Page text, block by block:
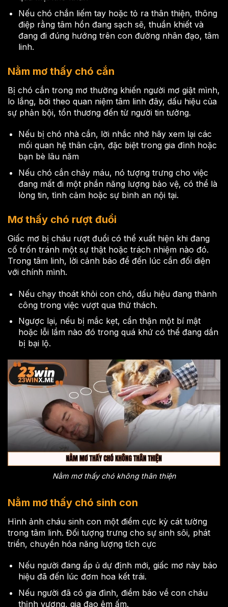
Nếu chó chắn liếm tay hoặc tỏ ra thân thiện, thông
điệp rằng tâm hồn đang sạch sẽ, thuần khiết và
đang đi đúng hướng trên con đường nhân đạo, tâm
linh.
Nằm mơ thấy chó cắn
Bị chó cắn trong mơ thường khiến người mơ giật mình,
lo lắng, bởi theo quan niệm tâm linh đây, dấu hiệu của
sự phản bội, tổn thương đến từ người tin tưởng.
Nếu bị chó nhà cắn, lời nhắc nhở hãy xem lại các
mối quan hệ thân cận, đặc biệt trong gia đình hoặc
bạn bè lâu năm
Nếu chó cắn chảy máu, nó tượng trưng cho việc
đang mất đi một phần năng lượng bảo vệ, có thể là
lòng tin, tình cảm hoặc sự bình an nội tại.
Mơ thấy chó rượt đuổi
Giấc mơ bị cháu rượt đuổi có thể xuất hiện khi đang
cố trốn tránh một sự thật hoặc trách nhiệm nào đó.
Trong tâm linh, lời cảnh báo để đến lúc cần đối diện
với chính mình.
Nếu chạy thoát khỏi con chó, dấu hiệu đang thành
công trong việc vượt qua thử thách.
Ngược lại, nếu bị mắc kẹt, cẩn thận một bí mật
hoặc lỗi lầm nào đó trong quá khứ có thể đang dần
bị bại lộ.
Nằm mơ thấy chó không thân thiện
Nằm mơ thấy chó sinh con
Hình ảnh cháu sinh con một điểm cực kỳ cát tường
trong tâm linh. Đối tượng trưng cho sự sinh sôi, phát
triển, chuyển hóa năng lượng tích cực
Nếu người đang ấp ủ dự định mới, giấc mơ này báo
hiệu đã đến lúc đơm hoa kết trái.
Nếu người đã có gia đình, điềm báo về con cháu
thịnh vượng, gia đạo êm ấm.